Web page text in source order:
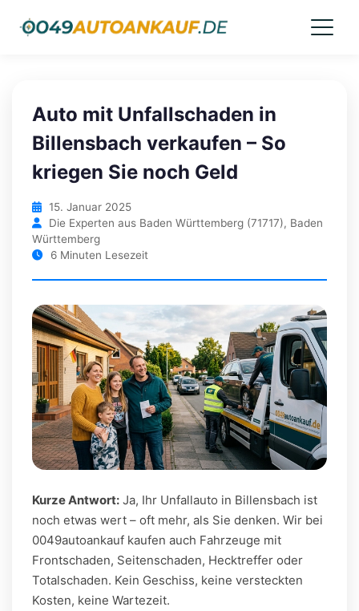
Auto mit Unfallschaden in
Billensbach verkaufen – So
kriegen Sie noch Geld
15. Januar 2025
Die Experten aus Baden Württemberg (71717), Baden
Württemberg
6 Minuten Lesezeit
Kurze Antwort: Ja, Ihr Unfallauto in Billensbach ist
noch etwas wert – oft mehr, als Sie denken. Wir bei
0049autoankauf kaufen auch Fahrzeuge mit
Frontschaden, Seitenschaden, Hecktreffer oder
Totalschaden. Kein Geschiss, keine versteckten
Kosten, keine Wartezeit.